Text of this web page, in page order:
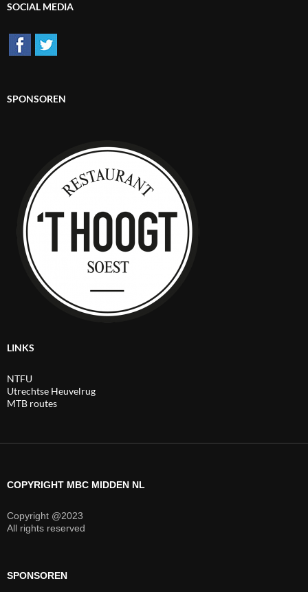
SOCIAL MEDIA
SPONSOREN
LINKS
NTFU
Utrechtse Heuvelrug
MTB routes
COPYRIGHT MBC MIDDEN NL
Copyright @2023
All rights reserved
SPONSOREN